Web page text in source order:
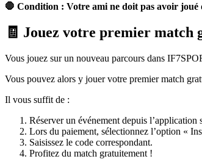
🛑 Condition : Votre ami ne doit pas avoir
🧾 Jouez votre premier match
Vous jouez sur un nouveau parcours dans
Vous pouvez alors y jouer votre premier match
Il vous suffit de :
Réserver un événement depuis
Lors du paiement, sélectionnez l’option «
Saisissez le code correspondant.
Profitez du match gratuitement !